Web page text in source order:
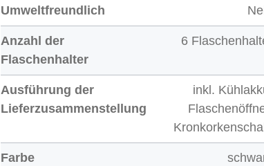
Umweltfreundlich
Anzahl der
Flaschenhalter
6
Ausführung der
Lieferzusammenstellung
inkl.
Farbe